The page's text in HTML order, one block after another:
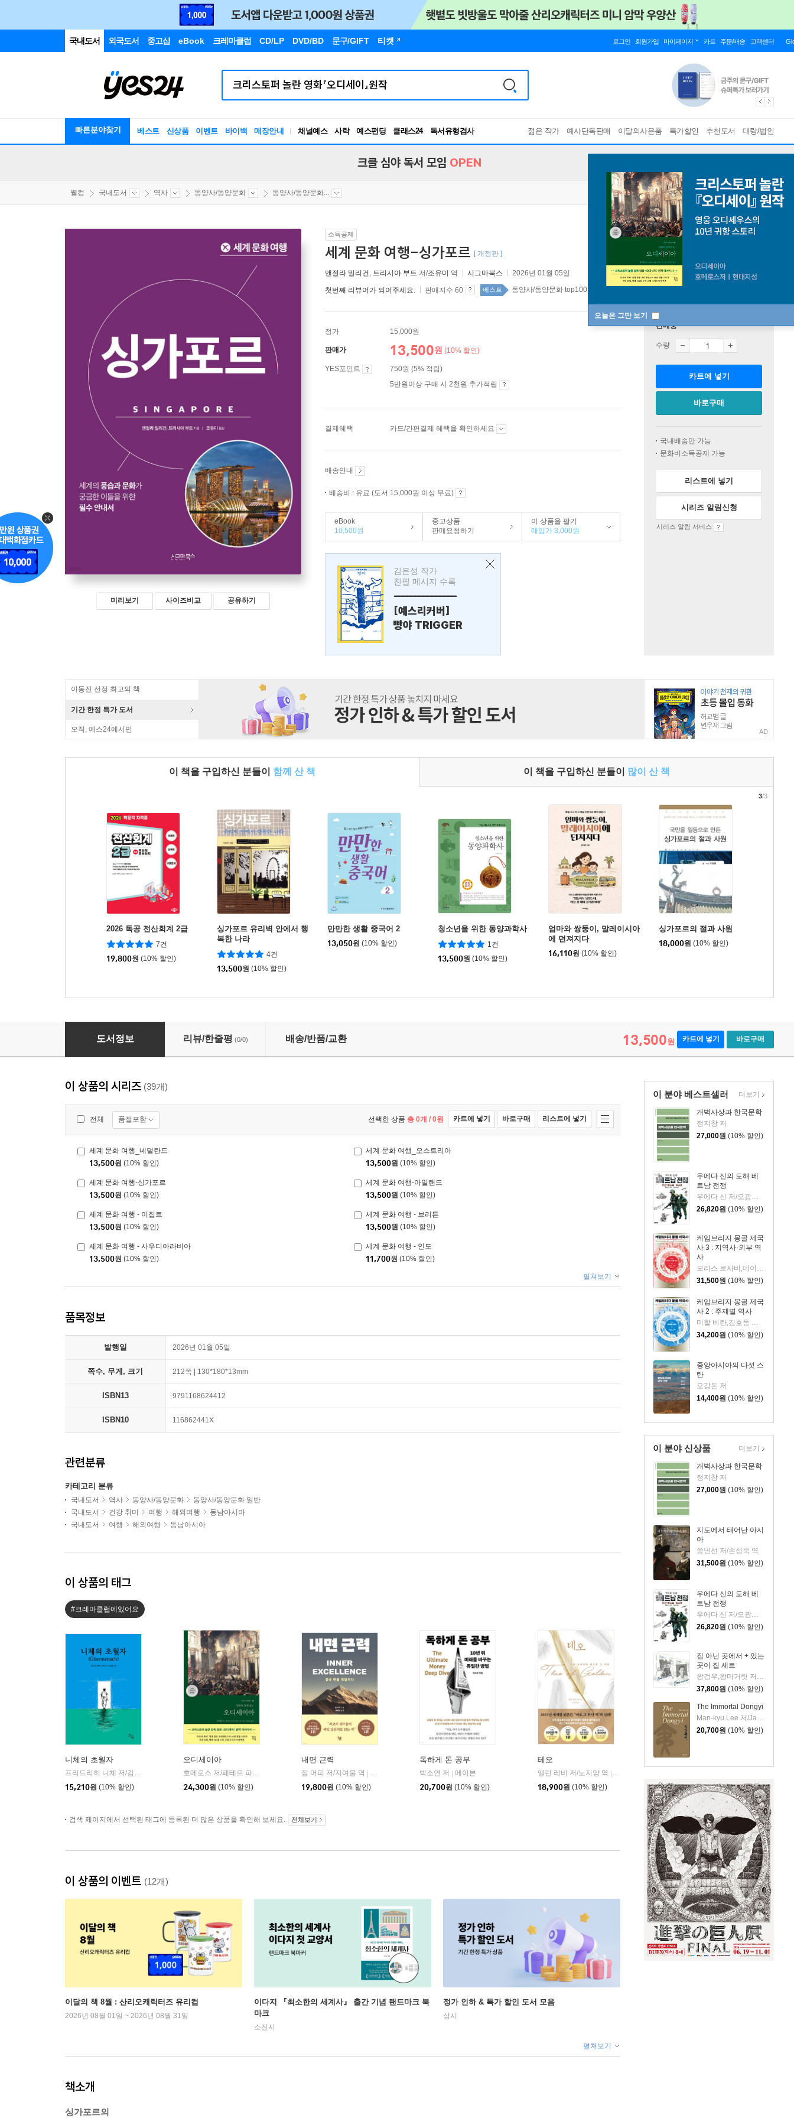
국내도서 외국도서 중고샵 eBook 크레마클럽 CD/LP DVD/BD 문구/GIFT 티켓 로그인 회원가입 마이페이지 카트 주문/배송 고객센터
빠른분야찾기 베스트 신상품 이벤트 바이백 매장안내 채널예스 사락 예스펀딩 클래스24
독서유형검사
RBTI Lab
젊은 작가 예사단독판매 이달의사은품 특가할인 추천도서 대량/법인
오늘은 그만 보기
크클 심야 독서 모임 OPEN
웰컴 국내도서 역사 동양사/동양문화 동양사/동양문화...
미리보기 사이즈비교 공유하기
소득공제
세계 문화 여행-싱가포르 [ 개정판 ]
앤절라 밀리건 , 트리시아 부트 저/조유미 역 시그마북스 2026년 01월 05일
첫번째 리뷰어가 되어주세요. 판매지수 60 베스트 동양사/동양문화 top100 5주
정가 15,000원
판매가 13,500원 (10% 할인)
YES포인트
750원 (5% 적립)
5만원이상 구매 시 2천원 추가적립
결제혜택 카드/간편결제 혜택을 확인하세요
배송안내
배송비 : 유료 (도서 15,000원 이상 무료)
eBook
10,500원
중고상품
판매요청하기
이 상품을 팔기
매입가 3,000원
김은성 작가
친필 메시지 수록
---------------
[예스리커버]
빵야 TRIGGER
판매중
수량
카트에 넣기
바로구매
국내배송만 가능
문화비소득공제 가능
리스트에 넣기
시리즈 알림신청
시리즈 알림 서비스
이동진 선정 최고의 책
기간 한정 특가 도서
오직, 예스24에서만 AD
이 책을 구입하신 분들이 함께 산 책 이 책을 구입하신 분들이 많이 산 책
2026 독공 전산회계 2급
7건
19,800원 (10% 할인)
싱가포르 유리벽 안에서 행
복한 나라
4건
13,500원 (10% 할인)
만만한 생활 중국어 2
13,050원 (10% 할인)
청소년을 위한 동양과학사
1건
13,500원 (10% 할인)
엄마와 쌍둥이, 말레이시아
에 던져지다
16,110원 (10% 할인)
싱가포르의 절과 사원
18,000원 (10% 할인)
3/3
세계 문화 여행-싱가포르
도서정보 리뷰/한줄평 (0/0) 배송/반품/교환 13,500원 카트에 넣기 바로구매
이 분야 베스트셀러
개벽사상과 한국문학
정지창 저
27,000원 (10% 할인)
우에다 신의 도해 베
트남 전쟁
우에다 신 저/오광웅 역
26,820원 (10% 할인)
케임브리지 몽골 제국
사 3 : 지역사·외부 역
사
모리스 로사비,데이비드 로빈슨 등저/최소영 역
31,500원 (10% 할인)
케임브리지 몽골 제국
사 2 : 주제별 역사
미할 비란,김호동 편/김호동,토머스 올슨 등저/최소영 역
34,200원 (10% 할인)
중앙아시아의 다섯 스
탄
오강돈 저
14,400원 (10% 할인)
더보기
이 분야 신상품
개벽사상과 한국문학
정지창 저
27,000원 (10% 할인)
지도에서 태어난 아시
아
쑹녠선 저/손성욱 역
31,500원 (10% 할인)
우에다 신의 도해 베
트남 전쟁
우에다 신 저/오광웅 역
26,820원 (10% 할인)
집 아닌 곳에서 + 있는
곳이 집 세트
왕겅우,왕마거릿 저/김기협 역
37,800원 (10% 할인)
The Immortal Dongyi
Man-kyu Lee 저/Jae-yong Kim 역
20,700원 (10% 할인)
더보기
이 상품의 시리즈 (39개)
전체 품절포함 선택한 상품 총 0개 / 0원 카트에 넣기 바로구매 리스트에 넣기
세계 문화 여행_네덜란드
13,500원 (10% 할인)
세계 문화 여행_오스트리아
13,500원 (10% 할인)
세계 문화 여행-싱가포르
13,500원 (10% 할인)
세계 문화 여행-아일랜드
13,500원 (10% 할인)
세계 문화 여행 - 이집트
13,500원 (10% 할인)
세계 문화 여행 - 브리튼
13,500원 (10% 할인)
세계 문화 여행 - 사우디아라비아
13,500원 (10% 할인)
세계 문화 여행 - 인도
11,700원 (10% 할인)
펼쳐보기
품목정보
발행일 2026년 01월 05일
쪽수, 무게, 크기 212쪽 | 130*180*13mm
ISBN13 9791168624412
ISBN10 116862441X
관련분류
카테고리 분류
국내도서 역사 동양사/동양문화
동양사/동양문화 일반
국내도서
건강 취미 여행 해외여행
동남아시아
국내도서
여행 해외여행 동남아시아
이 상품의 태그
#크레마클럽에있어요
니체의 초월자
프리드리히 니체 저/김철 편역
15,210원 (10% 할인)
오디세이아
호메로스 저/페테르 파울 루벤스 그림/박문재 역 | 현대지성
24,300원 (10% 할인)
내면 근력
짐 머피 저/지여울 역
윌북(willbook)
19,800원 (10% 할인)
독하게 돈 공부
박소연 저
메이븐
20,700원 (10% 할인)
테오
앨런 레비 저/노지양 역
오팬하우스
18,900원 (10% 할인)
검색 페이지에서 선택된 태그에 등록된 더 많은 상품을 확인해 보세요. 전체보기
이 상품의 이벤트 (12개)
이달의 책 8월 : 산리오캐릭터즈 유리컵
2026년 08월 01일 ~ 2026년 08월 31일
이다지 『최소한의 세계사』 출간 기념 랜드마크 북
마크
소진시
정가 인하 & 특가 할인 도서 모음
상시
펼쳐보기
책소개
싱가포르의